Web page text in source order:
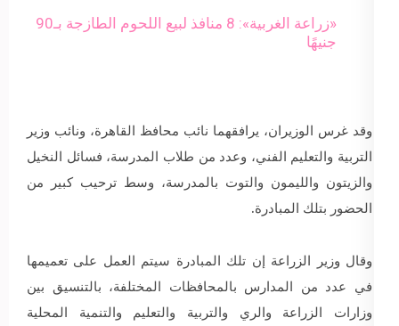
«زراعة الغربية»: 8 منافذ لبيع اللحوم الطازجة بـ90
جنيهًا
وقد غرس الوزيران، يرافقهما نائب محافظ القاهرة، ونائب وزير
التربية والتعليم الفني، وعدد من طلاب المدرسة، فسائل النخيل
والزيتون والليمون والتوت بالمدرسة، وسط ترحيب كبير من
الحضور بتلك المبادرة.
وقال وزير الزراعة إن تلك المبادرة سيتم العمل على تعميمها
في عدد من المدارس بالمحافظات المختلفة، بالتنسيق بين
وزارات الزراعة والري والتربية والتعليم والتنمية المحلية